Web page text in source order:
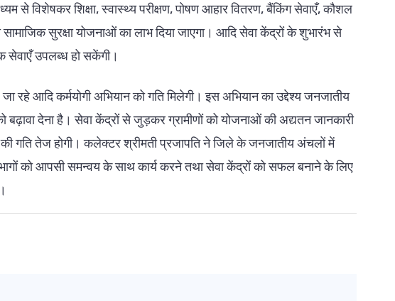
से विशेषकर शिक्षा, स्वास्थ्य परीक्षण, पोषण आहार वितरण, बैंकिंग सेवाएँ, कौशल
सामाजिक सुरक्षा योजनाओं का लाभ दिया जाएगा। आदि सेवा केंद्रों के शुभारंभ से
सेवाएँ उपलब्ध हो सकेंगी।
रहे आदि कर्मयोगी अभियान को गति मिलेगी। इस अभियान का उद्देश्य जनजातीय
बढ़ावा देना है। सेवा केंद्रों से जुड़कर ग्रामीणों को योजनाओं की अद्यतन जानकारी
गति तेज होगी। कलेक्टर श्रीमती प्रजापति ने जिले के जनजातीय अंचलों में
को आपसी समन्वय के साथ कार्य करने तथा सेवा केंद्रों को सफल बनाने के लिए